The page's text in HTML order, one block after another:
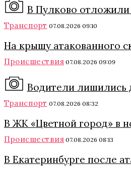
В Пулково отложили
Транспорт 07.08.2026 09:10
На крышу атакованного
Происшествия 07.08.2026 09:09
Водители лишились
Транспорт 07.08.2026 08:32
В ЖК «Цветной город» в
Происшествия 07.08.2026 08:13
В Екатеринбурге после